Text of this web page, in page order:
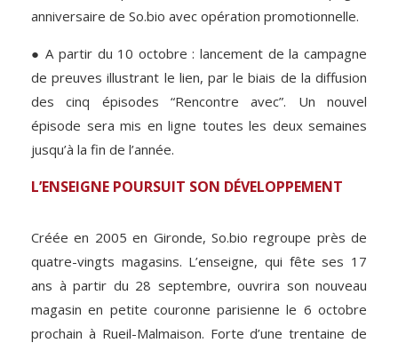
anniversaire de So.bio avec opération promotionnelle.
● A partir du 10 octobre : lancement de la campagne
de preuves illustrant le lien, par le biais de la diffusion
des cinq épisodes “Rencontre avec”. Un nouvel
épisode sera mis en ligne toutes les deux semaines
jusqu’à la fin de l’année.
L’ENSEIGNE POURSUIT SON DÉVELOPPEMENT
Créée en 2005 en Gironde, So.bio regroupe près de
quatre-vingts magasins. L’enseigne, qui fête ses 17
ans à partir du 28 septembre, ouvrira son nouveau
magasin en petite couronne parisienne le 6 octobre
prochain à Rueil-Malmaison. Forte d’une trentaine de